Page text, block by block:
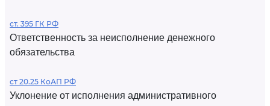
ст. 395 ГК РФ
Ответственность за неисполнение денежного
обязательства
ст 20.25 КоАП РФ
Уклонение от исполнения административного